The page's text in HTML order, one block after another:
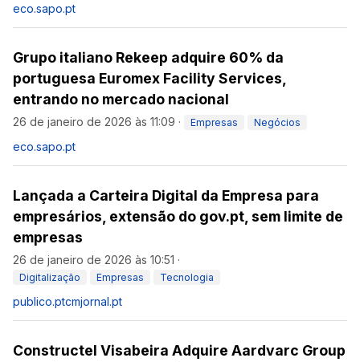
eco.sapo.pt
Grupo italiano Rekeep adquire 60% da
portuguesa Euromex Facility Services,
entrando no mercado nacional
26 de janeiro de 2026 às 11:09 · Empresas Negócios
eco.sapo.pt
Lançada a Carteira Digital da Empresa para
empresários, extensão do gov.pt, sem limite de
empresas
26 de janeiro de 2026 às 10:51 ·
Digitalização Empresas Tecnologia
publico.ptcmjornal.pt
Constructel Visabeira Adquire Aardvarc Group